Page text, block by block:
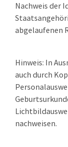
Nachweis der
abgelaufenen
Hinweis: In
auch durch
nachweisen.